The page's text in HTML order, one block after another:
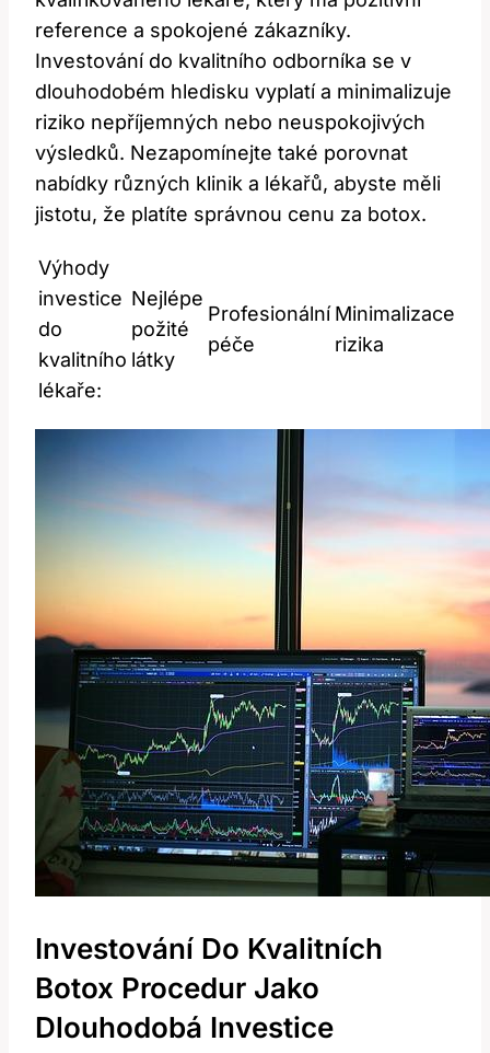
reference a spokojené zákazníky.
Investování do kvalitního odborníka se v
dlouhodobém hledisku vyplatí a minimalizuje
riziko nepříjemných nebo neuspokojivých
výsledků. Nezapomínejte také porovnat
nabídky různých klinik a lékařů, abyste měli
jistotu, že platíte správnou cenu za botox.
Výhody
investice
do
kvalitního
lékaře:
Nejlépe
požité
látky
Profesionální
péče
Minimalizace
rizika
Investování Do Kvalitních
Botox Procedur Jako
Dlouhodobá Investice